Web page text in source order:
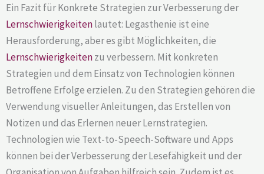
Ein Fazit für Konkrete Strategien zur Verbesserung der
Lernschwierigkeitenlautet: Legasthenie ist eine
Herausforderung, aber es gibt Möglichkeiten, die
Lernschwierigkeitenzu verbessern. Mit konkreten
Strategien und dem Einsatz von Technologien können
Betroffene Erfolge erzielen. Zu den Strategien gehören die
Verwendung visueller Anleitungen, das Erstellen von
Notizen und das Erlernen neuer Lernstrategien.
Technologien wie Text-to-Speech-Software und Apps
können bei der Verbesserung der Lesefähigkeit und der